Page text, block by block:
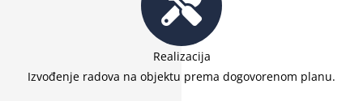
Realizacija
Izvođenje radova na objektu prema dogovorenom planu.